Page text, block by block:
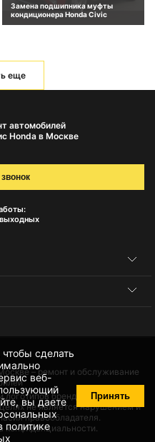
Замена подшипника муфты
кондиционера Honda Civic
еще
сделать
веб-
вы даете
политике
Принять
автомобилей
Honda в Москве
– ремонт и обслуживание
бренда происходит
не является нарушением и
правообладателя.
конфиденциальности.